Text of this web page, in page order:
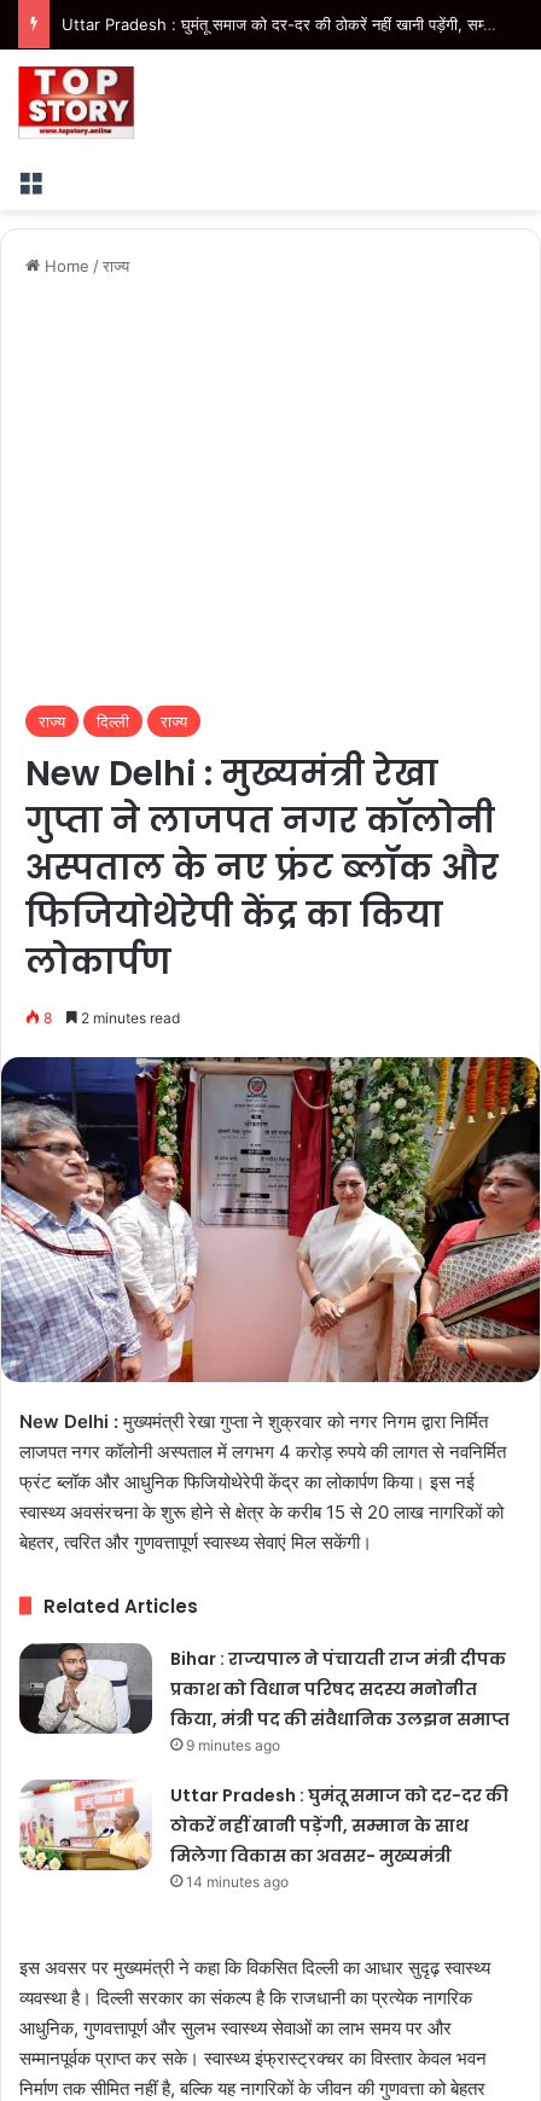
Uttar Pradesh : घुमंतू समाज को दर-दर की ठोकरें नहीं खानी पड़ेंगी, सम्मान के साथ मिलेगा विकास का अवसर- मुख्यमंत्री
Menu
Home /राज्य
राज्य दिल्ली राज्य
New Delhi : मुख्यमंत्री रेखा
गुप्ता ने लाजपत नगर कॉलोनी
अस्पताल के नए फ्रंट ब्लॉक और
फिजियोथेरेपी केंद्र का किया
लोकार्पण
8 2 minutes read
New Delhi :मुख्यमंत्री रेखा गुप्ता ने शुक्रवार को नगर निगम द्वारा निर्मित
लाजपत नगर कॉलोनी अस्पताल में लगभग 4 करोड़ रुपये की लागत से नवनिर्मित
फ्रंट ब्लॉक और आधुनिक फिजियोथेरेपी केंद्र का लोकार्पण किया। इस नई
स्वास्थ्य अवसंरचना के शुरू होने से क्षेत्र के करीब 15 से 20 लाख नागरिकों को
बेहतर, त्वरित और गुणवत्तापूर्ण स्वास्थ्य सेवाएं मिल सकेंगी।
Related Articles
Bihar : राज्यपाल ने पंचायती राज मंत्री दीपक
प्रकाश को विधान परिषद सदस्य मनोनीत
किया, मंत्री पद की संवैधानिक उलझन समाप्त
9 minutes ago
Uttar Pradesh : घुमंतू समाज को दर-दर की
ठोकरें नहीं खानी पड़ेंगी, सम्मान के साथ
मिलेगा विकास का अवसर- मुख्यमंत्री
14 minutes ago
इस अवसर पर मुख्यमंत्री ने कहा कि विकसित दिल्ली का आधार सुदृढ़ स्वास्थ्य
व्यवस्था है। दिल्ली सरकार का संकल्प है कि राजधानी का प्रत्येक नागरिक
आधुनिक, गुणवत्तापूर्ण और सुलभ स्वास्थ्य सेवाओं का लाभ समय पर और
सम्मानपूर्वक प्राप्त कर सके। स्वास्थ्य इंफ्रास्ट्रक्चर का विस्तार केवल भवन
निर्माण तक सीमित नहीं है, बल्कि यह नागरिकों के जीवन की गुणवत्ता को बेहतर